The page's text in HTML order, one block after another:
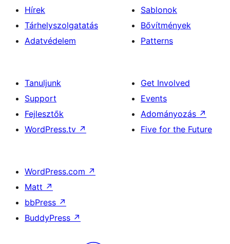
Hírek
Tárhelyszolgatatás
Adatvédelem
Sablonok
Bővítmények
Patterns
Tanuljunk
Support
Fejlesztők
WordPress.tv ↗
Get Involved
Events
Adományozás ↗
Five for the Future
WordPress.com ↗
Matt ↗
bbPress ↗
BuddyPress ↗